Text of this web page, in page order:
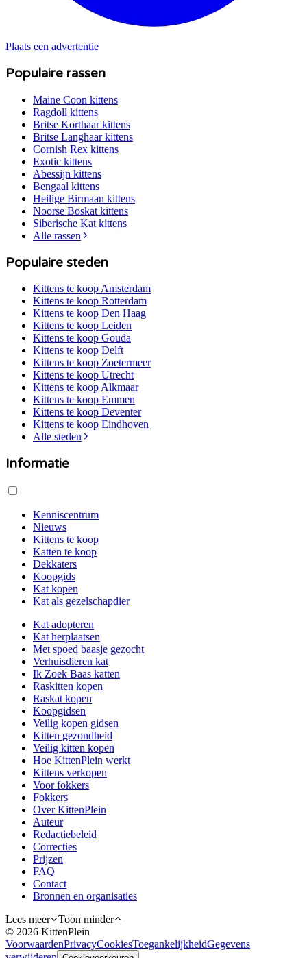
Plaats een advertentie
Populaire rassen
Maine Coon kittens
Ragdoll kittens
Britse Korthaarkittens
Britse Langhaarkittens
Cornish Rex kittens
Exotic kittens
Abessijn kittens
Bengaal kittens
Heilige Birmaan kittens
Noorse Boskat kittens
Siberische Kat kittens
Alle rassen
Populaire steden
Kittens te koop Amsterdam
Kittens te koop Rotterdam
Kittens te koop Den Haag
Kittens te koop Leiden
Kittens te koop Gouda
Kittens te koop Delft
Kittens te koop Zoetermeer
Kittens te koop Utrecht
Kittens te koop Alkmaar
Kittens te koop Emmen
Kittens te koop Deventer
Kittens te koop Eindhoven
Alle steden
Informatie
Kenniscentrum
Nieuws
Kittens te koop
Katten te koop
Dekkaters
Koopgids
Kat kopen
Kat als gezelschapdier
Kat adopteren
Kat herplaatsen
Met spoed baasje gezocht
Verhuisdieren kat
Ik Zoek Baas katten
Raskitten kopen
Raskat kopen
Koopgidsen
Veilig kopen gidsen
Kitten gezondheid
Veilig kitten kopen
Hoe KittenPlein werkt
Kittens verkopen
Voor fokkers
Fokkers
Over KittenPlein
Auteur
Redactiebeleid
Correcties
Prijzen
FAQ
Contact
Bronnen en organisaties
Lees meer
Toon minder
© 2026 KittenPlein
VoorwaardenPrivacyCookiesToegankelijkheidGegevens